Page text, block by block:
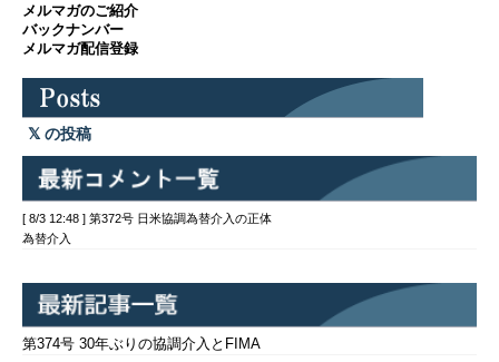
メルマガのご紹介
バックナンバー
メルマガ配信登録
の投稿
[ 8/3 12:48 ] 第372号 日米協調為替介入の正体
為替介入
第374号 30年ぶりの協調介入とFIMA